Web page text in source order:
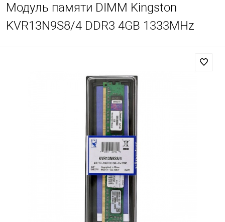
Модуль памяти DIMM Kingston
KVR13N9S8/4 DDR3 4GB 1333MHz